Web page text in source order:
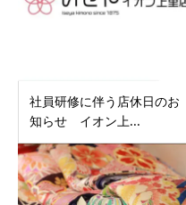
社員研修に伴う店休日のお
知らせ イオン上...